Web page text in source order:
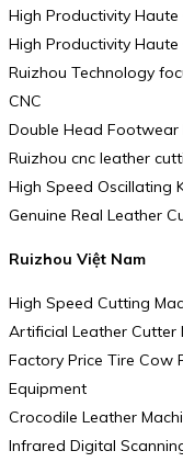
High Productivity
High Productivity
Ruizhou Technology
CNC
Double Head Footwear
Ruizhou cnc leather
High Speed Oscillating
Genuine Real Leather
Ruizhou Việt Nam
High Speed Cutting
Artificial Leather Cutter
Factory Price Tire Cow
Equipment
Crocodile Leather
Infrared Digital